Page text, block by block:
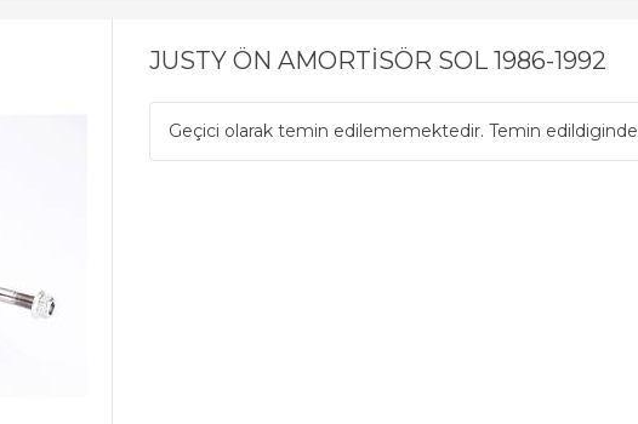
JUSTY ÖN AMORTİSÖR SOL 1986-1992
Geçici olarak temin edilememektedir. Temin edildiginde